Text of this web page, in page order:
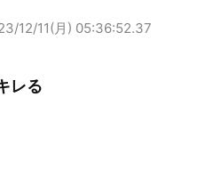
12/11(月) 05:36:52.37
レる